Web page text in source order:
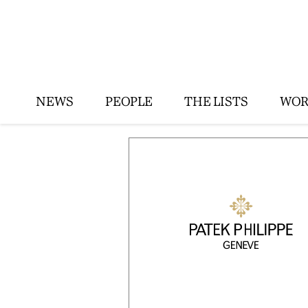
NEWS PEOPLE THE LISTS